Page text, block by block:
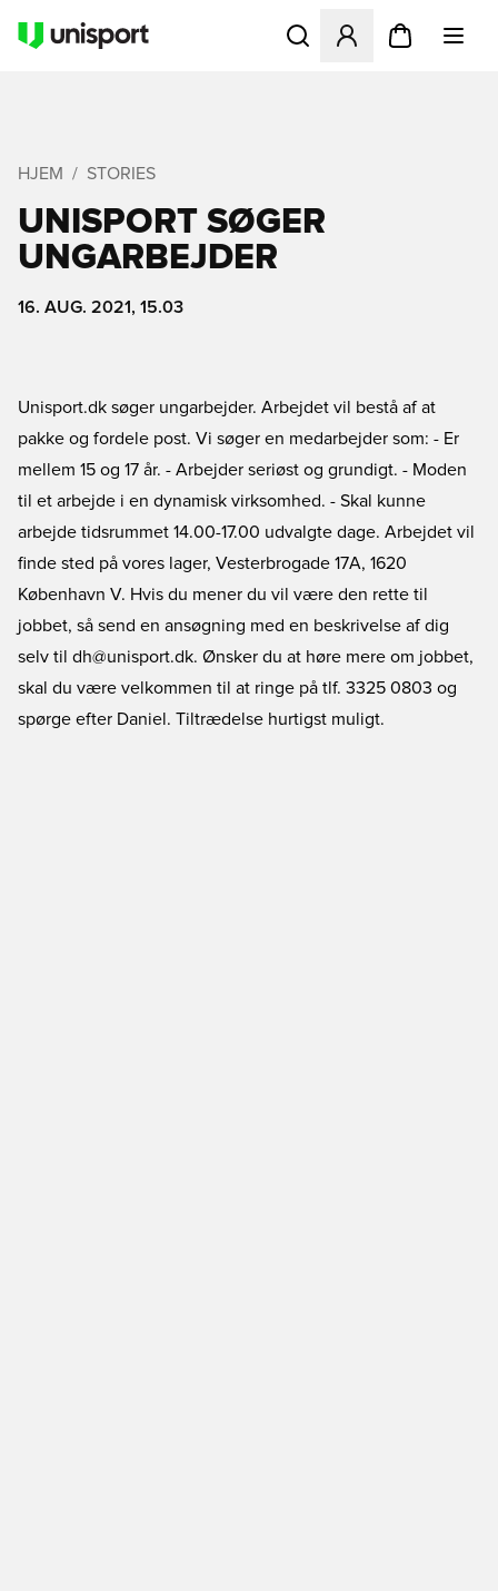
Åbner en Modal til at
HJEM STORIES
UNISPORT SØGER
UNGARBEJDER
16. AUG. 2021, 15.03
Unisport.dk søger ungarbejder. Arbejdet vil bestå af at
pakke og fordele post. Vi søger en medarbejder som: - Er
mellem 15 og 17 år. - Arbejder seriøst og grundigt. - Moden
til et arbejde i en dynamisk virksomhed. - Skal kunne
arbejde tidsrummet 14.00-17.00 udvalgte dage. Arbejdet vil
finde sted på vores lager, Vesterbrogade 17A, 1620
København V. Hvis du mener du vil være den rette til
jobbet, så send en ansøgning med en beskrivelse af dig
selv til dh@unisport.dk. Ønsker du at høre mere om jobbet,
skal du være velkommen til at ringe på tlf. 3325 0803 og
spørge efter Daniel. Tiltrædelse hurtigst muligt.